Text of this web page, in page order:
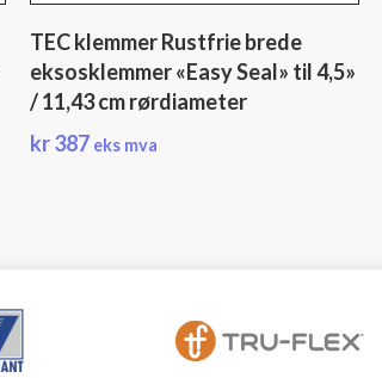
TEC klemmer Rustfrie brede
eksosklemmer «Easy Seal» til 4,5»
/ 11,43 cm rørdiameter
kr387 eks mva